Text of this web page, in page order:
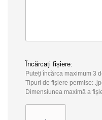
Încărcați fișiere:
Puteți încărca maximum 3
Tipuri de fișiere permise:
Dimensiunea maximă a